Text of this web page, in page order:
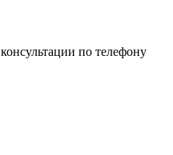
по телефону